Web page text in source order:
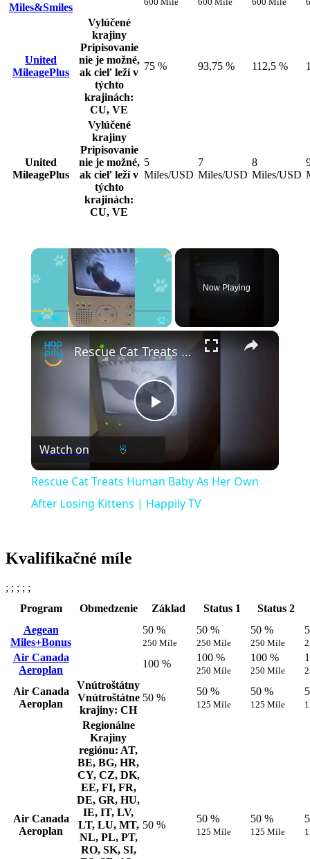
Miles&Smiles
United
MileagePlus
Vylúčené
krajiny
Pripisovanie
nie je možné,
ak cieľ leží v
týchto
krajinách:
CU, VE
75 % 93,75 % 112,5 %
United
MileagePlus
Vylúčené
krajiny
Pripisovanie
nie je možné,
ak cieľ leží v
týchto
krajinách:
CU, VE
5
Miles/USD
7
Miles/USD
8
Miles/USD
Now Playing
Play
Video
Rescue Cat Treats Human Baby As Her Own After Losing Kittens | Happily TV
Watch on
Rescue Cat Treats Human Baby As Her Own
After Losing Kittens | Happily TV
Kvalifikačné míle
; ; ; ; ;
Program
Obmedzenie Základ Status 1
Status 2
Aegean
Miles+Bonus
50 %
250 Míle
50 %
250 Míle
50 %
250 Míle
Air Canada
Aeroplan
100 %
100 %
250 Míle
100 %
250 Míle
Air Canada
Aeroplan
Vnútroštátny
Vnútroštátne
krajiny: CH
50 %
50 %
125 Míle
50 %
125 Míle
Air Canada
Aeroplan
Regionálne
Krajiny
regiónu: AT,
BE, BG, HR,
CY, CZ, DK,
EE, FI, FR,
DE, GR, HU,
IE, IT, LV,
LT, LU, MT,
NL, PL, PT,
RO, SK, SI,
50 %
50 %
125 Míle
50 %
125 Míle